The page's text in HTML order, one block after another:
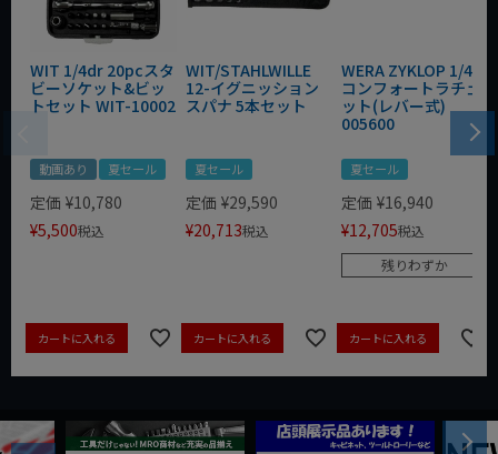
WIT 1/4dr 20pcスタ
ビーソケット&ビッ
トセット WIT-10002
動画あり 夏セール
定価 ¥10,780
¥5,500税込
カートに入れる
WIT/STAHLWILLE
12-イグニッション
スパナ 5本セット
夏セール
定価 ¥29,590
¥20,713税込
カートに入れる
WERA ZYKLOP 1/4"
コンフォートラチェ
ット(レバー式)
005600
夏セール
定価 ¥16,940
¥12,705税込
残りわずか
カートに入れる
Next